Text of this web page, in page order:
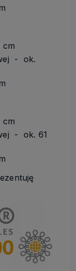
cm
- ok.
cm
- ok. 61